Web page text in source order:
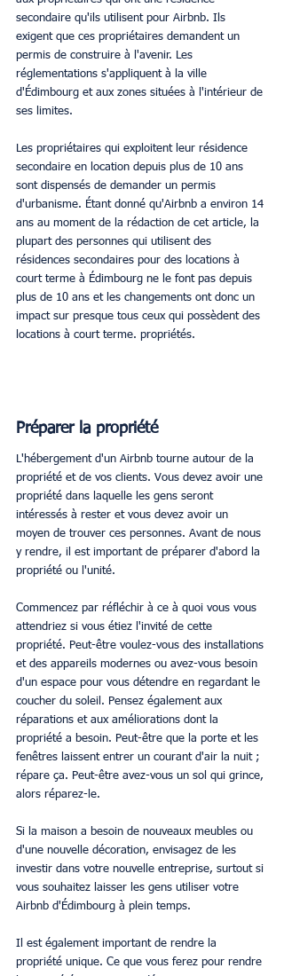
secondaire qu'ils utilisent pour Airbnb. Ils
exigent que ces propriétaires demandent un
permis de construire à l'avenir. Les
réglementations s'appliquent à la ville
d'Édimbourg et aux zones situées à l'intérieur de
ses limites.
Les propriétaires qui exploitent leur résidence
secondaire en location depuis plus de 10 ans
sont dispensés de demander un permis
d'urbanisme. Étant donné qu'Airbnb a environ 14
ans au moment de la rédaction de cet article, la
plupart des personnes qui utilisent des
résidences secondaires pour des locations à
court terme à Édimbourg ne le font pas depuis
plus de 10 ans et les changements ont donc un
impact sur presque tous ceux qui possèdent des
locations à court terme. propriétés.
Préparer la propriété
L'hébergement d'un Airbnb tourne autour de la
propriété et de vos clients. Vous devez avoir une
propriété dans laquelle les gens seront
intéressés à rester et vous devez avoir un
moyen de trouver ces personnes. Avant de nous
y rendre, il est important de préparer d'abord la
propriété ou l'unité.
Commencez par réfléchir à ce à quoi vous vous
attendriez si vous étiez l'invité de cette
propriété. Peut-être voulez-vous des installations
et des appareils modernes ou avez-vous besoin
d'un espace pour vous détendre en regardant le
coucher du soleil. Pensez également aux
réparations et aux améliorations dont la
propriété a besoin. Peut-être que la porte et les
fenêtres laissent entrer un courant d'air la nuit ;
répare ça. Peut-être avez-vous un sol qui grince,
alors réparez-le.
Si la maison a besoin de nouveaux meubles ou
d'une nouvelle décoration, envisagez de les
investir dans votre nouvelle entreprise, surtout si
vous souhaitez laisser les gens utiliser votre
Airbnb d'Édimbourg à plein temps.
Il est également important de rendre la
propriété unique. Ce que vous ferez pour rendre